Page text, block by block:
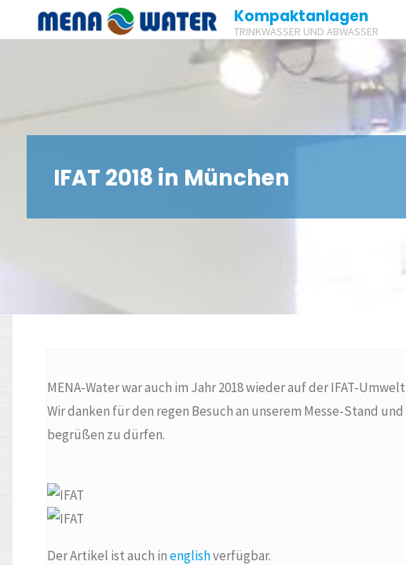
Kompaktanlagen
TRINKWASSER UND ABWASSER
IFAT 2018 in München
MENA-Water war auch im Jahr 2018 wieder auf der IFAT-
Wir danken für den regen Besuch an unserem Messe-Stand
begrüßen zu dürfen.
Der Artikel ist auch inenglishverfügbar.